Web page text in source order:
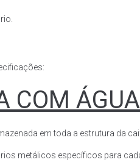
COM
em toda a estrutura da
metálicos específicos para